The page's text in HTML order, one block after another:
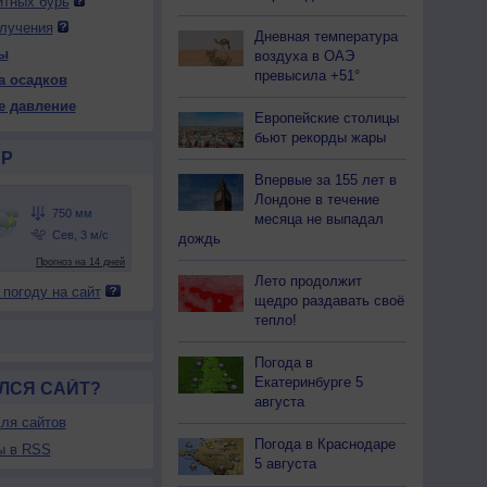
Ночь
+25
90
Ю-З
+34
50
С-З
+25
3-6
14 пт
745
+35
46
Ю-З
3-6
15 сб
Ночь
745
Ю
3-6
15 сб
День
746
С-В
З
осадков
давление
на сайт
САЙТ?
сайтов
в RSS
Дневная температура
воздуха в ОАЭ
превысила +51°
Европейские столицы
бьют рекорды жары
Впервые за 155 лет в
Лондоне в течение
месяца не выпадал
дождь
Лето продолжит
щедро раздавать своё
тепло!
Погода в
Екатеринбурге 5
августа
Погода в Краснодаре
5 августа